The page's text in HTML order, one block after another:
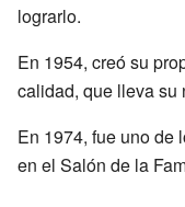
lograrlo.
En 1954, creó su
calidad, que lleva su
En 1974, fue uno de
en el Salón de la